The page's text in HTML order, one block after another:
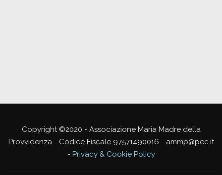
Copyright ©2020 - Associazione Maria Madre della
Provvidenza - Codice Fiscale 97571490016 - ammp@pec.it
- Privacy & Cookie Policy